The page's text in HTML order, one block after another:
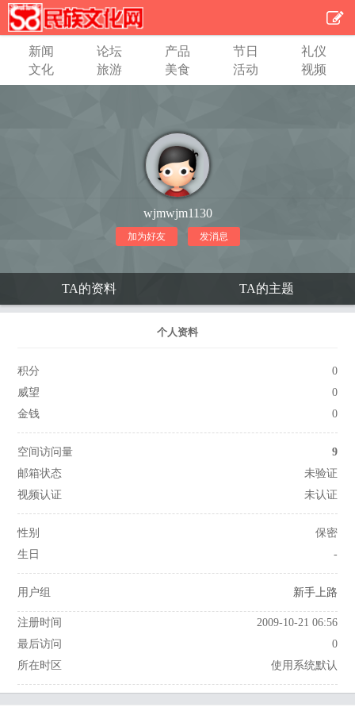
新闻 论坛 产品 节日
礼仪
文化
旅游 美食 活动 视频
wjmwjm1130
加为好友 发消息
TA的资料 TA的主题
个人资料
积分
0
威望
0
金钱
0
空间访问量
9
邮箱状态
未验证
视频认证
未认证
性别
保密
生日
-
用户组 新手上路
注册时间
2009-10-21 06:56
最后访问
0
所在时区
使用系统默认